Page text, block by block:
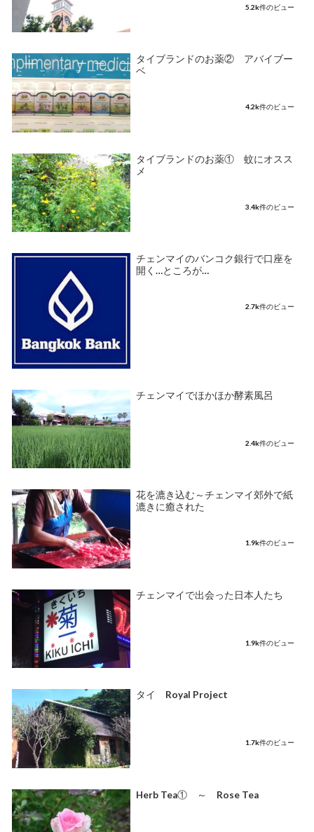
5.2k件のビュー
タイブランドのお薬② アバイブー
ベ
4.2k件のビュー
タイブランドのお薬① 蚊にオスス
メ
3.4k件のビュー
チェンマイのバンコク銀行で口座を
開く…ところが…
2.7k件のビュー
チェンマイでほかほか酵素風呂
2.4k件のビュー
花を漉き込む～チェンマイ郊外で紙
漉きに癒された
1.9k件のビュー
チェンマイで出会った日本人たち
1.9k件のビュー
タイ Royal Project
1.7k件のビュー
Herb Tea① ～ Rose Tea